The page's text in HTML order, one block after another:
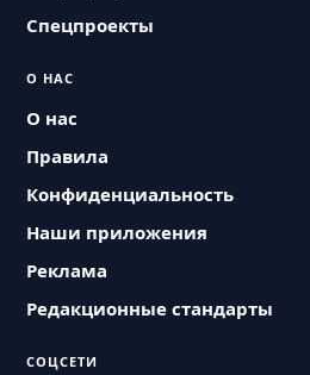
Спецпроекты
О НАС
О нас
Правила
Конфиденциальность
Наши приложения
Реклама
Редакционные стандарты
СОЦСЕТИ